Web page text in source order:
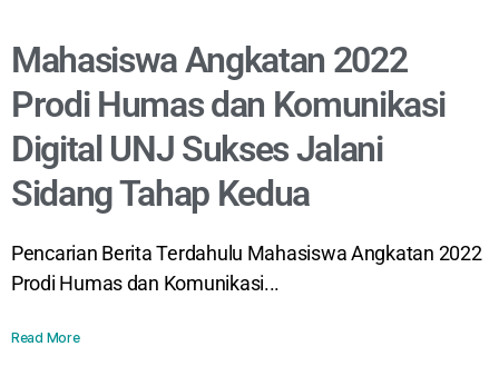
Mahasiswa Angkatan 2022
Prodi Humas dan Komunikasi
Digital UNJ Sukses Jalani
Sidang Tahap Kedua
Pencarian Berita Terdahulu Mahasiswa Angkatan 2022
Prodi Humas dan Komunikasi...
Read More